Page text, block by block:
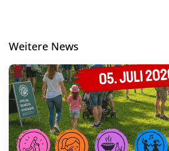
Weitere News